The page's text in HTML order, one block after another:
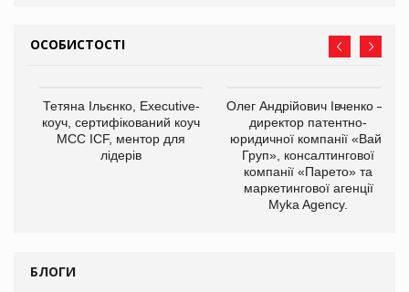
ОСОБИСТОСТІ
Тетяна Ільєнко, Executive-
коуч, сертифікований коуч
МСС ICF, ментор для
лідерів
Олег Андрійович Івченко —
директор патентно-
юридичної компанії «Вайз
Груп», консалтингової
компанії «Парето» та
маркетингової агенції
Myka Agency.
БЛОГИ